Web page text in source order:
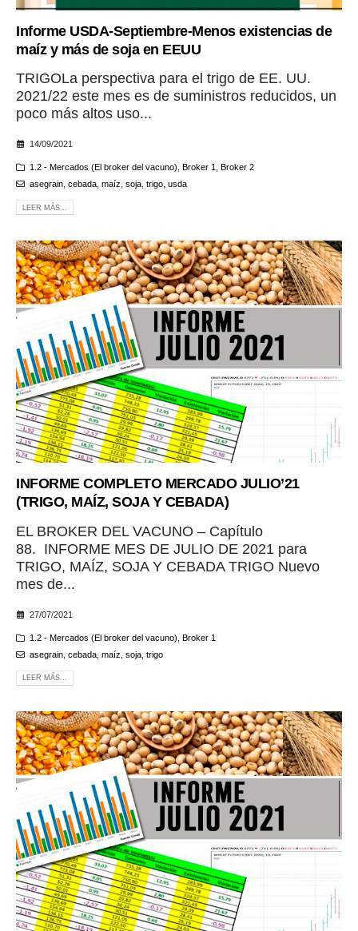
Informe USDA-Septiembre-Menos existencias de
maíz y más de soja en EEUU
TRIGOLa perspectiva para el trigo de EE. UU.
2021/22 este mes es de suministros reducidos, un
poco más altos uso...
14/09/2021
1.2 - Mercados (El broker del vacuno), Broker 1, Broker 2
asegrain, cebada, maíz, soja, trigo, usda
LEER MÁS...
INFORME COMPLETO MERCADO JULIO’21
(TRIGO, MAÍZ, SOJA Y CEBADA)
EL BROKER DEL VACUNO – Capítulo
88. INFORME MES DE JULIO DE 2021 para
TRIGO, MAÍZ, SOJA Y CEBADA TRIGO Nuevo
mes de...
27/07/2021
1.2 - Mercados (El broker del vacuno) Broker 1
asegrain, cebada, maíz soja, trigo
LEER MÁS...